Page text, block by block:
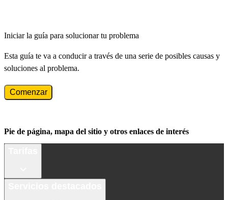
Iniciar la guía para solucionar tu problema
Esta guía te va a conducir a través de una serie de posibles causas y
soluciones al problema.
Comenzar
Pie de página, mapa del sitio y otros enlaces de interés